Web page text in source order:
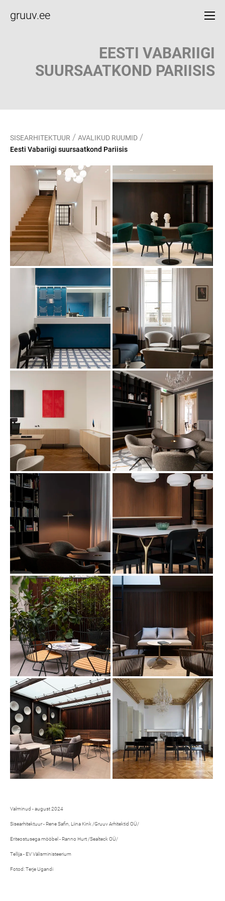
gruuv.ee
EESTI VABARIIGI
SUURSAATKOND PARIISIS
SISEARHITEKTUUR / AVALIKUD RUUMID /
Eesti Vabariigi suursaatkond Pariisis
Valminud - august 2024
Sisearhitektuur - Rene Safin, Liina Kink /Gruuv Arhitektid OÜ/
Eriteostusega mööbel - Ranno Hurt /Sealteck OÜ/
Tellija - EV Välisministeerium
Fotod: Terje Ugandi